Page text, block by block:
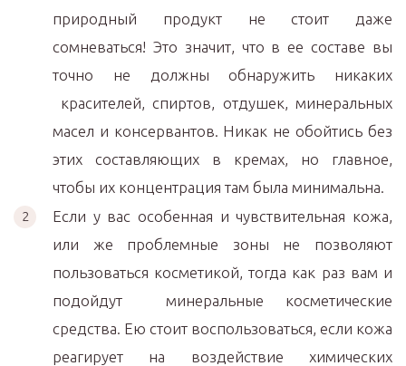
природный продукт не стоит даже
сомневаться! Это значит, что в ее составе вы
точно не должны обнаружить никаких
красителей, спиртов, отдушек, минеральных
масел и консервантов. Никак не обойтись без
этих составляющих в кремах, но главное,
чтобы их концентрация там была минимальна.
Если у вас особенная и чувствительная кожа,
или же проблемные зоны не позволяют
пользоваться косметикой, тогда как раз вам и
подойдут минеральные косметические
средства. Ею стоит воспользоваться, если кожа
реагирует на воздействие химических